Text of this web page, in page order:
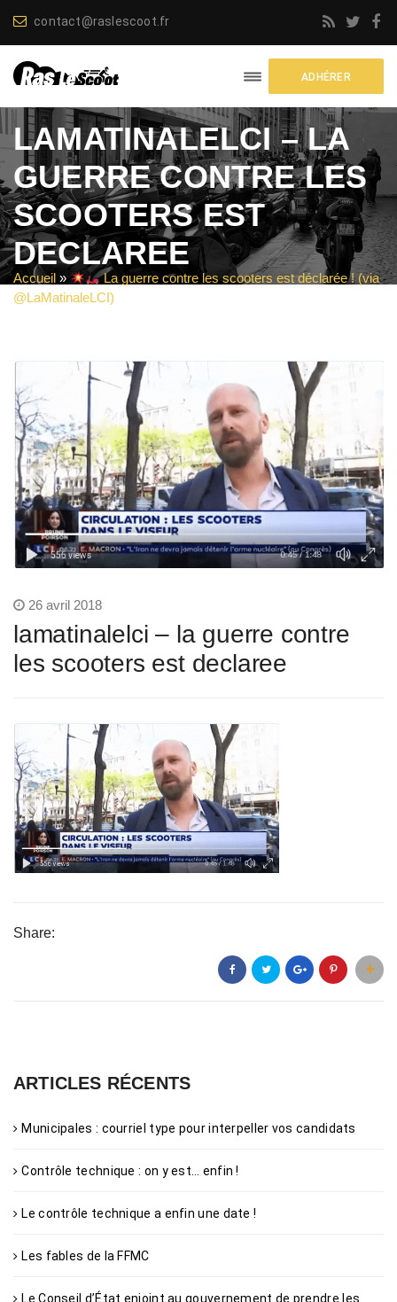
contact@raslescoot.fr
ADHÉRER
LAMATINALELCI – LA
GUERRE CONTRE LES
SCOOTERS EST
DECLAREE
Accueil »
La guerre contre les scooters est déclarée ! (via
@LaMatinaleLCI)
26 avril 2018
lamatinalelci – la guerre contre
les scooters est declaree
Share:
ARTICLES RÉCENTS
Municipales : courriel type pour interpeller vos candidats
Contrôle technique : on y est… enfin !
Le contrôle technique a enfin une date !
Les fables de la FFMC
Le Conseil d’État enjoint au gouvernement de prendre les